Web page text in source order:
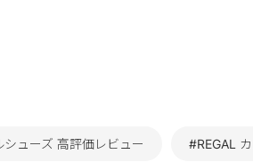
ューズ 高評価レビュー #REGAL